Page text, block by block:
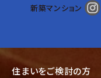
新築マンション
住まいをご検討の方